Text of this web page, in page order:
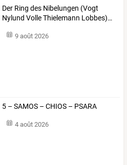
Der Ring des Nibelungen (Vogt
Nylund VolleThielemann Lobbes)…
9 août 2026
5 – SAMOS – CHIOS – PSARA
4 août 2026